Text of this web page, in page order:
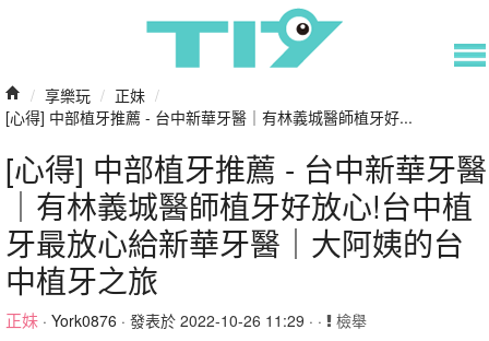
/ 享樂玩 / 正妹 /
[心得] 中部植牙推薦 - 台中新華牙醫｜有林義城醫師植牙好...
[心得] 中部植牙推薦 - 台中新華牙醫
｜有林義城醫師植牙好放心!台中植
牙最放心給新華牙醫｜大阿姨的台
中植牙之旅
正妹 · York0876 · 發表於 2022-10-26 11:29 · · 檢舉